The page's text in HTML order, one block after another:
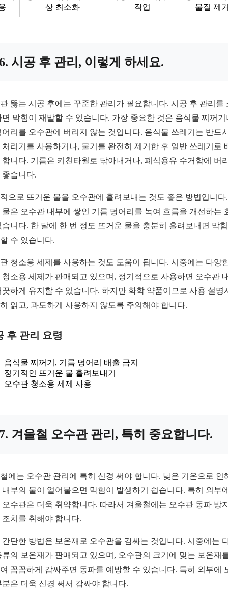
상 최소화
작업
물질 제
시공 후 관리, 이렇게 하세요.
뚫는 시공 후에는 꾸준한 관리가 필요합니다. 시공 후 관리를
면 막힘이 재발할 수 있습니다. 가장 중요한 것은 음식물 찌꺼기
어리를 오수관에 버리지 않는 것입니다. 음식물 쓰레기는 반드
처리기를 사용하거나, 물기를 완전히 제거한 후 일반 쓰레기로
합니다. 기름은 키친타월로 닦아내거나, 폐식용유 수거함에 버
좋습니다.
으로 뜨거운 물을 오수관에 흘려보내는 것도 좋은 방법입니다
물은 오수관 내부에 쌓인 기름 덩어리를 녹여 흐름을 개선하는
습니다. 한 달에 한 번 정도 뜨거운 물을 충분히 흘려보내면 막
수 있습니다.
청소용 세제를 사용하는 것도 도움이 됩니다. 시중에는 다양
청소용 세제가 판매되고 있으며, 정기적으로 사용하면 오수관
끗하게 유지할 수 있습니다. 하지만 화학 약품이므로 사용 설명
읽고, 과도하게 사용하지 않도록 주의해야 합니다.
후 관리 요령
음식물 찌꺼기, 기름 덩어리 배출 금지
정기적인 뜨거운 물 흘려보내기
오수관 청소용 세제 사용
겨울철 오수관 관리, 특히 중요합니다.
에는 오수관 관리에 특히 신경 써야 합니다. 낮은 기온으로 인
내부의 물이 얼어붙으면 막힘이 발생하기 쉽습니다. 특히 외부
오수관은 더욱 취약합니다. 따라서 겨울철에는 오수관 동파 방
조치를 취해야 합니다.
간단한 방법은 보온재로 오수관을 감싸는 것입니다. 시중에는
류의 보온재가 판매되고 있으며, 오수관의 크기에 맞는 보온재
꼼꼼하게 감싸주면 동파를 예방할 수 있습니다. 특히 외부에
분은 더욱 신경 써서 감싸야 합니다.